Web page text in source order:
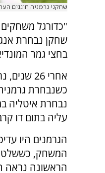
שחקני גרמניה חוגגים
שחקן נבחרת
בחצי גמר
אחרי 26
כשנבחרת
נבחרת איטליה
עליה בתום דו קרב
הגרמנים היו
המשחק,
הראשונה נראה